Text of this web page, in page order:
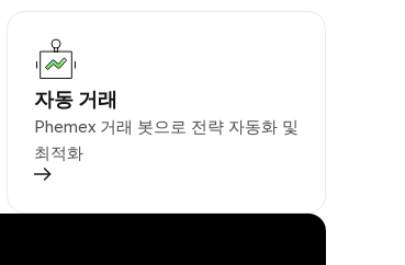
자동 거래
Phemex 거래 봇으로 전략 자동화 및
최적화